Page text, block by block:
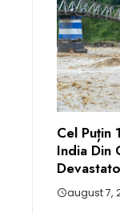
Cel Puțin
India Din
august 7,